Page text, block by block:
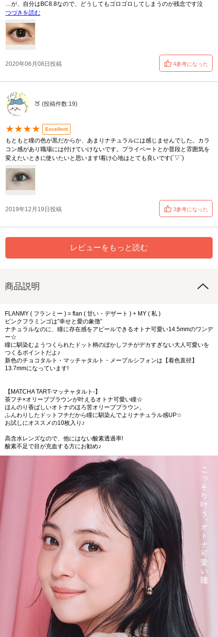
…が、自分はBC8.8なので、どうしてもゴロゴロしてしまうのが残念です泣
つづきを読む
2020年06月08日投稿 4参考になった
🍑 (投稿件数:19)
★★★★ Excellent
もともと瞳の色が黒だからか、あまりナチュラルには感じませんでした。カラ
コン感があり職場には付けていけないです。プライベートとか普段と雰囲気を
変えたいときに使いたいと思います!着け心地はとても良いです(´▽`)
2019年12月19日投稿 3参考になった
レビューをもっと読む
商品説明
FLANMY ( フランミー ) = flan ( 甘い・デザート ) + MY ( 私 )
ピンクフラミンゴは”幸せと愛の象徴”
ナチュラルなのに、瞳に存在感をアピールできるオトナ可愛い14.5mmのワンデ
ー☆
瞳に馴染むようつくられたドット柄のぼかしフチがデカすぎない大人可愛いを
つくるポイントだよ♪
新色のチョコタルト・マッチャタルト・メープルシフォンは【着色直径】
13.7mmになっています!
【MATCHA TART-マッチャタルト-】
茶フチ×オリーブブラウンが叶えるオトナ可愛い瞳☆
ほんのり香ばしいオトナのほろ苦オリーブブラウン。
ふんわりしたドットフチだから瞳に馴染んでよりナチュラル感UP☆
お試しにオススメの10枚入り♪
高含水レンズなので、他にはない酸素透過率!
酸素不足で目が充血する方にお勧め♪